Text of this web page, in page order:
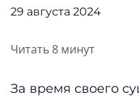
29 августа 2024
Читать 8 минут
За время своего